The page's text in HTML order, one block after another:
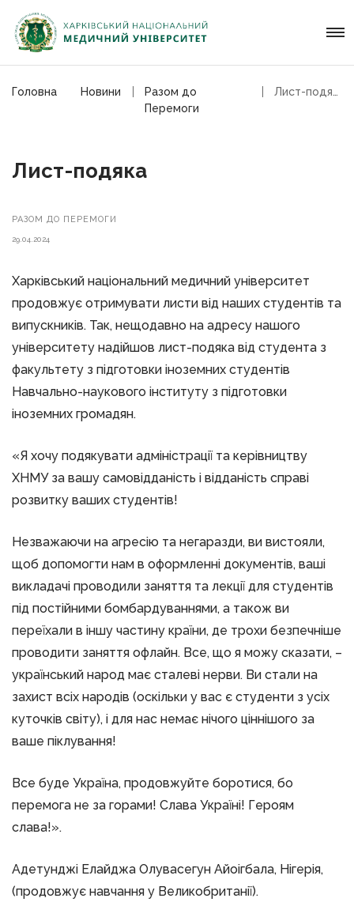
Головна Новини
Разом до
Перемоги
Лист-подяка
РАЗОМ ДО ПЕРЕМОГИ
29.04.2024
Харківський національний медичний університет
продовжує отримувати листи від наших студентів та
випускників. Так, нещодавно на адресу нашого
університету надійшов лист-подяка від студента з
факультету з підготовки іноземних студентів
Навчально-наукового інституту з підготовки
іноземних громадян.
«Я хочу подякувати адміністрації та керівництву
ХНМУ за вашу самовідданість і відданість справі
розвитку ваших студентів!
Незважаючи на агресію та негаразди, ви вистояли,
щоб допомогти нам в оформленні документів, ваші
викладачі проводили заняття та лекції для студентів
під постійними бомбардуваннями, а також ви
переїхали в іншу частину країни, де трохи безпечніше
проводити заняття офлайн. Все, що я можу сказати, –
український народ має сталеві нерви. Ви стали на
захист всіх народів (оскільки у вас є студенти з усіх
куточків світу), і для нас немає нічого ціннішого за
ваше піклування!
Все буде Україна, продовжуйте боротися, бо
перемога не за горами! Слава Україні! Героям
слава!».
Адетунджі Елайджа Олувасегун Айоігбала, Нігерія,
(продовжує навчання у Великобританії).